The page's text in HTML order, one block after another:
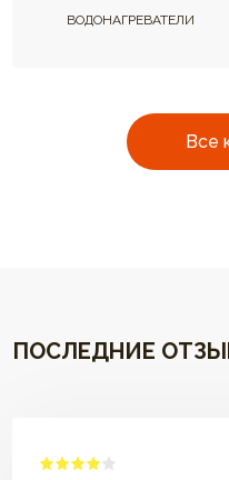
Все
ВОДОНАГРЕВАТЕЛИ
ПОСЛЕДНИЕ